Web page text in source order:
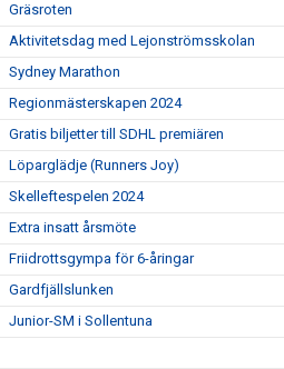
Gräsroten
Aktivitetsdag med Lejonströmsskolan
Sydney Marathon
Regionmästerskapen 2024
Gratis biljetter till SDHL premiären
Löparglädje (Runners Joy)
Skelleftespelen 2024
Extra insatt årsmöte
Friidrottsgympa för 6-åringar
Gardfjällslunken
Junior-SM i Sollentuna